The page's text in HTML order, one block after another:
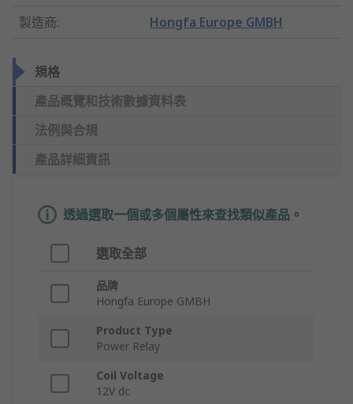
製造商: Hongfa Europe GMBH
規格
產品概覽和技術數據資料表
法例與合規
產品詳細資訊
透過選取一個或多個屬性來查找類似產品。
選取全部
品牌
Hongfa Europe GMBH
Product Type
Power Relay
Coil Voltage
12V dc